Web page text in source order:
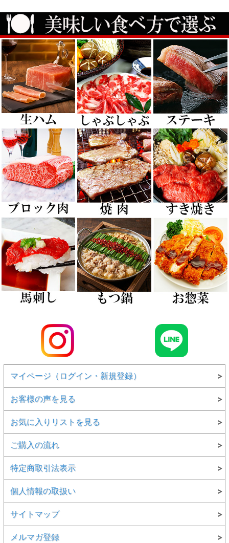
マイページ（ログイン・新規登録）
お客様の声を見る
お気に入りリストを見る
ご購入の流れ
特定商取引法表示
個人情報の取扱い
サイトマップ
メルマガ登録